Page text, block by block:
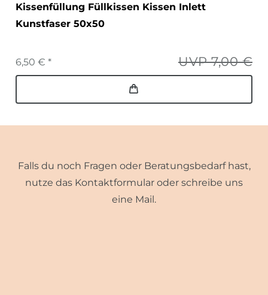
Kissenfüllung Füllkissen Kissen Inlett
Kunstfaser 50x50
UVP 7,00 €
6,50 € *
Falls du noch Fragen oder Beratungsbedarf hast,
nutze das Kontaktformular oder schreibe uns
eine Mail.